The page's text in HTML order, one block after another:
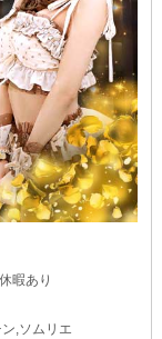
暇あり
,ソムリエ